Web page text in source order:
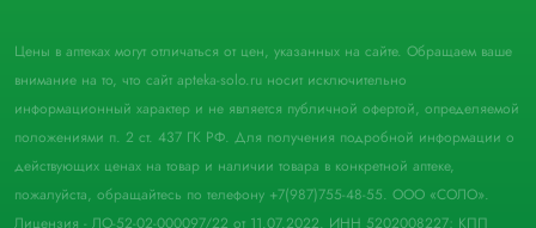
Цены в аптеках могут отличаться от цен, указанных на сайте. Обращаем ваше
внимание на то, что сайт apteka-solo.ru носит исключительно
информационный характер и не является публичной офертой, определяемой
положениями п. 2 ст. 437 ГК РФ. Для получения подробной информации о
действующих ценах на товар и наличии товара в конкретной аптеке,
пожалуйста, обращайтесь по телефону +7(987)755-48-55. ООО «СОЛО».
Лицензия - ЛО-52-02-000097/22 от 11.07.2022. ИНН 5202008227; КПП